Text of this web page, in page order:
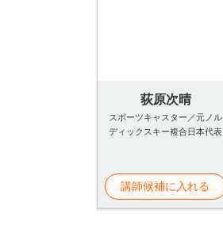
荻原次晴
スポーツキャスター／元ノル
ディックスキー複合日本代表
講師候補に入れる